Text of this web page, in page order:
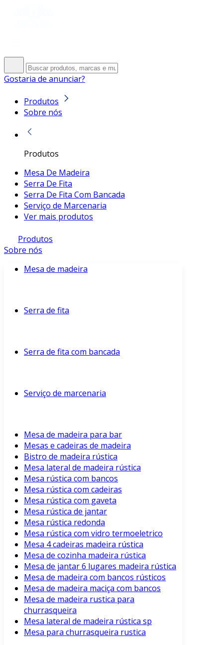
Gostaria de anunciar?
Produtos
Sobre nós
Produtos
Mesa De Madeira
Serra De Fita
Serra De Fita Com Bancada
Serviço de Marcenaria
Ver mais produtos
Produtos
Sobre nós
Mesa de madeira
Serra de fita
Serra de fita com bancada
Serviço de marcenaria
Mesa de madeira para bar
Mesas e cadeiras de madeira
Bistro de madeira rústica
Mesa lateral de madeira rústica
Mesa rústica com bancos
Mesa rústica com cadeiras
Mesa rústica com gaveta
Mesa rústica de jantar
Mesa rústica redonda
Mesa rústica com vidro termoeletrico
Mesa 4 cadeiras madeira rústica
Mesa de cozinha madeira rústica
Mesa de jantar 6 lugares madeira rústica
Mesa de madeira com bancos rústicos
Mesa de madeira maciça com bancos
Mesa de madeira rustica para
churrasqueira
Mesa lateral de madeira rústica sp
Mesa para churrasqueira rustica